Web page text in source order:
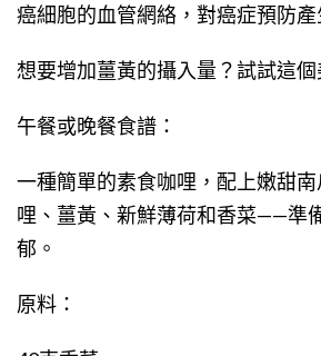
癌細胞的血管網絡，對癌症預防產
想要增加薑黃的攝入量？試試這個
午餐或晚餐食譜：
一種簡單的素食咖哩，配上嫩甜
哩、薑黃、新鮮薄荷和香菜——準
郁。
原料：